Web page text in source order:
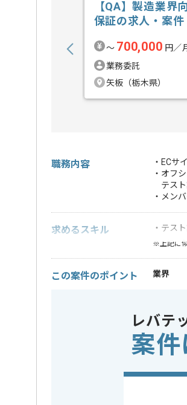
【QA】製造業界
保証の求人・案件
〜 700,000 円／
業務委託
矢板（栃木県）
職務内容
・ECサ
・オフ
テスト
・メン
求めるスキル ・テス
※上記に
この案件のポイント 業界
精算条件
精算基
支払い
レバテ
案件